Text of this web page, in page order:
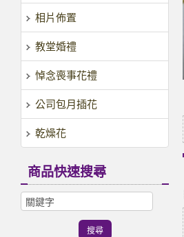
相片佈置
教堂婚禮
悼念喪事花禮
公司包月插花
乾燥花
商品快速搜尋